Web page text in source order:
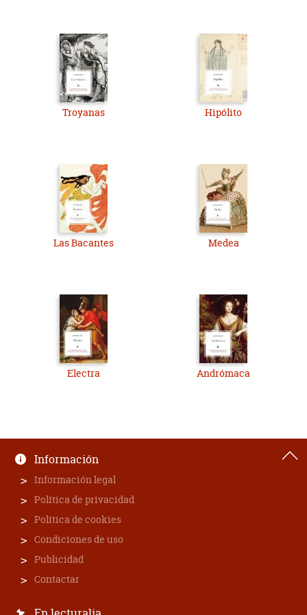
Troyanas Hipólito
Las Bacantes Medea
Electra Andrómaca
Información
Información legal
Política de privacidad
Política de cookies
Condiciones de uso
Publicidad
Contactar